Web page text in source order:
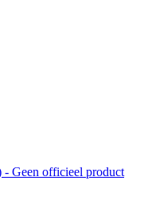
Geen officieel product